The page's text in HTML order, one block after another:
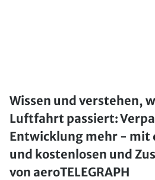
Wissen und verstehen,
Luftfahrt passiert:
Entwicklung mehr - mit
und kostenlosen und
von aeroTELEGRAPH